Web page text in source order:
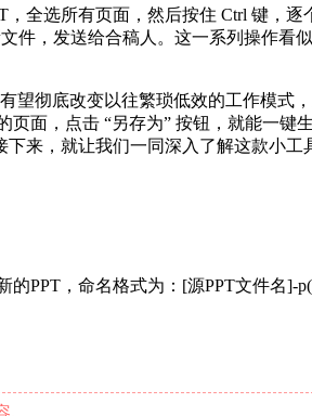
全选所有页面，然后按住 Ctrl 键，逐
件，发送给合稿人。这一系列操作看
望彻底改变以往繁琐低效的工作模式
面，点击 “另存为” 按钮，就能一键
来，就让我们一同深入了解这款小工
PPT，命名格式为：[源PPT文件名]-
.